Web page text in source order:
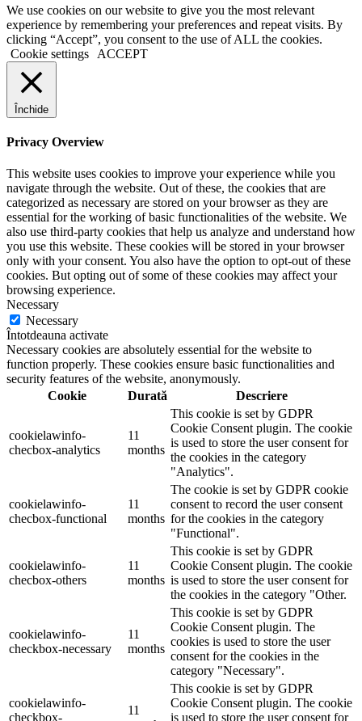
We use cookies on our website to give you the most relevant
experience by remembering your preferences and repeat visits. By
clicking “Accept”, you consent to the use of ALL the cookies.
Cookie settings
ACCEPT
Închide
Privacy Overview
This website uses cookies to improve your experience while you
navigate through the website. Out of these, the cookies that are
categorized as necessary are stored on your browser as they are
essential for the working of basic functionalities of the website. We
also use third-party cookies that help us analyze and understand how
you use this website. These cookies will be stored in your browser
only with your consent. You also have the option to opt-out of these
cookies. But opting out of some of these cookies may affect your
browsing experience.
Necessary
Necessary
Întotdeauna activate
Necessary cookies are absolutely essential for the website to
function properly. These cookies ensure basic functionalities and
security features of the website, anonymously.
Cookie
Durată Descriere
cookielawinfo-
checbox-analytics
11
months
This cookie is set by GDPR
Cookie Consent plugin. The cookie
is used to store the user consent for
the cookies in the category
"Analytics".
cookielawinfo-
checbox-functional
11
months
The cookie is set by GDPR cookie
consent to record the user consent
for the cookies in the category
"Functional".
cookielawinfo-
checbox-others
11
months
This cookie is set by GDPR
Cookie Consent plugin. The cookie
is used to store the user consent for
the cookies in the category "Other.
cookielawinfo-
checkbox-necessary
11
months
This cookie is set by GDPR
Cookie Consent plugin. The
cookies is used to store the user
consent for the cookies in the
category "Necessary".
cookielawinfo-
checkbox-
11
This cookie is set by GDPR
Cookie Consent plugin. The cookie
is used to store the user consent for